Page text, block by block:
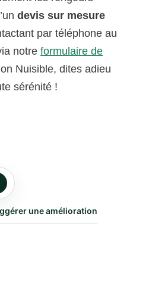
devis sur mesure
par téléphone au
notreformulaire de
Nuisible, dites adieu
sérénité !
une amélioration